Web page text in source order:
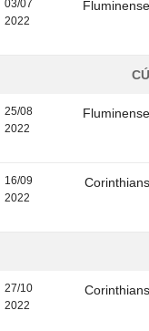
03/07
2022
Fluminense
25/08
2022
Fluminense
16/09
2022
Corinthians
27/10
2022
Corinthians